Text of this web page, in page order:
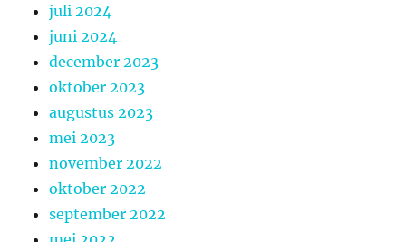
juli 2024
juni 2024
december 2023
oktober 2023
augustus 2023
mei 2023
november 2022
oktober 2022
september 2022